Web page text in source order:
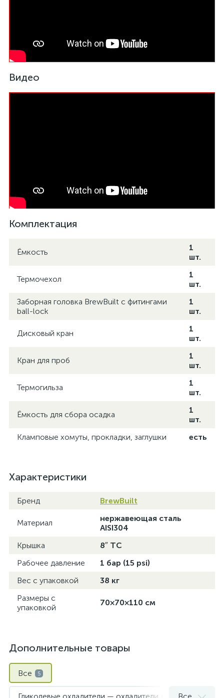
Видео
Комплектация
Ёмкость
1
шт.
Термочехол
1
шт.
Заборная головка BrewBuilt с фитингами
ball-lock
1
шт.
Дисковый кран
1
шт.
Кран для проб
1
шт.
Термогильза
1
шт.
Ёмкость для сбора осадка
1
шт.
Кламповые хомуты, прокладки, заглушки
есть
Характеристики
Бренд BrewBuilt
Материал
нержавеющая сталь
AISI304
Крышка
8″ TC
Рабочее давление
1 бар (15 psi)
Вес с упаковкой
38 кг
Размеры с
упаковкой
70×70×110 см
Дополнительные товары
Все 5